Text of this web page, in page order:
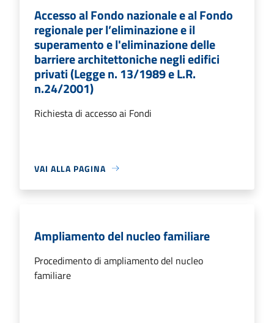
Accesso al Fondo nazionale e al Fondo
regionale per l’eliminazione e il
superamento e l'eliminazione delle
barriere architettoniche negli edifici
privati (Legge n. 13/1989 e L.R.
n.24/2001)
Richiesta di accesso ai Fondi
VAI ALLA PAGINA
Ampliamento del nucleo familiare
Procedimento di ampliamento del nucleo
familiare